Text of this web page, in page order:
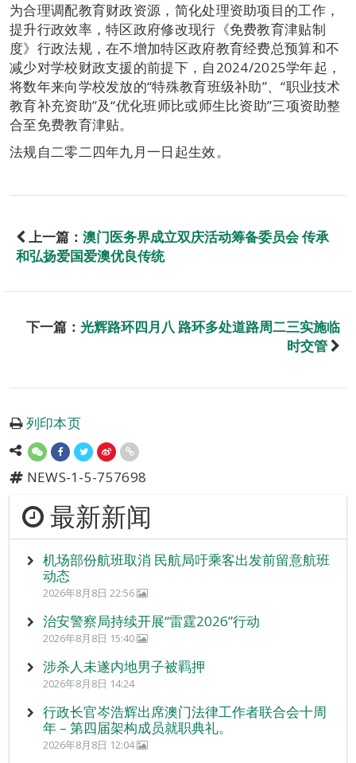
为合理调配教育财政资源，简化处理资助项目的工作，
提升行政效率，特区政府修改现行《免费教育津贴制
度》行政法规，在不增加特区政府教育经费总预算和不
减少对学校财政支援的前提下，自2024/2025学年起，
将数年来向学校发放的“特殊教育班级补助”、“职业技术
教育补充资助”及“优化班师比或师生比资助”三项资助整
合至免费教育津贴。
法规自二零二四年九月一日起生效。
上一篇： 澳门医务界成立双庆活动筹备委员会 传承
和弘扬爱国爱澳优良传统
下一篇： 光辉路环四月八 路环多处道路周二三实施临
时交管
列印本页
NEWS-1-5-757698
最新新闻
机场部份航班取消 民航局吁乘客出发前留意航班
动态
2026年8月8日 22:56
治安警察局持续开展“雷霆2026”行动
2026年8月8日 15:40
涉杀人未遂内地男子被羁押
2026年8月8日 14:24
行政长官岑浩辉出席澳门法律工作者联合会十周
年 – 第四届架构成员就职典礼。
2026年8月8日 12:04